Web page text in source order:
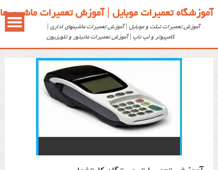
آموزشگاه تعمیرات موبایل | آموزش تعمیرات ماشین
آموزش تعمیرات تبلت و موبایل | آموزش تعمیرات ماشینهای اداری |
کامپیوتر و لپ تاپ | آموزش تعمیرات مانیتور و تلویزیون
آموزش تعمیرات پوز